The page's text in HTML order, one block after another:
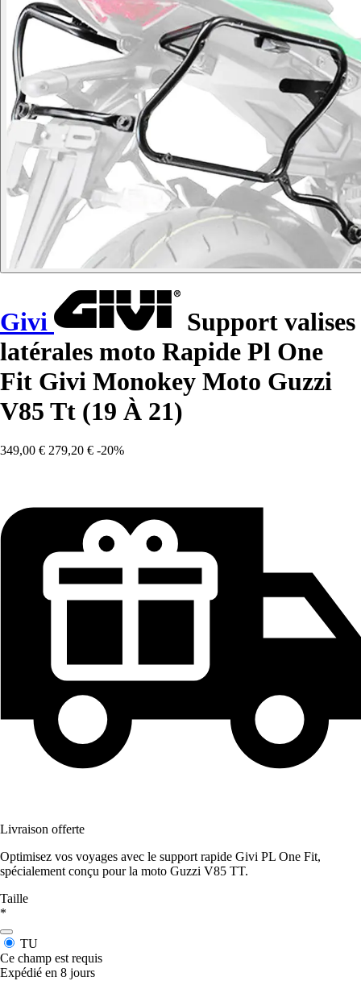
Givi
Support valises
latérales moto Rapide Pl One
Fit Givi Monokey Moto Guzzi
V85 Tt (19 À 21)
349,00 € 279,20 € -20%
Livraison offerte
Optimisez vos voyages avec le support rapide Givi PL One Fit,
spécialement conçu pour la moto Guzzi V85 TT.
Taille
*
TU
Ce champ est requis
Expédié en 8 jours